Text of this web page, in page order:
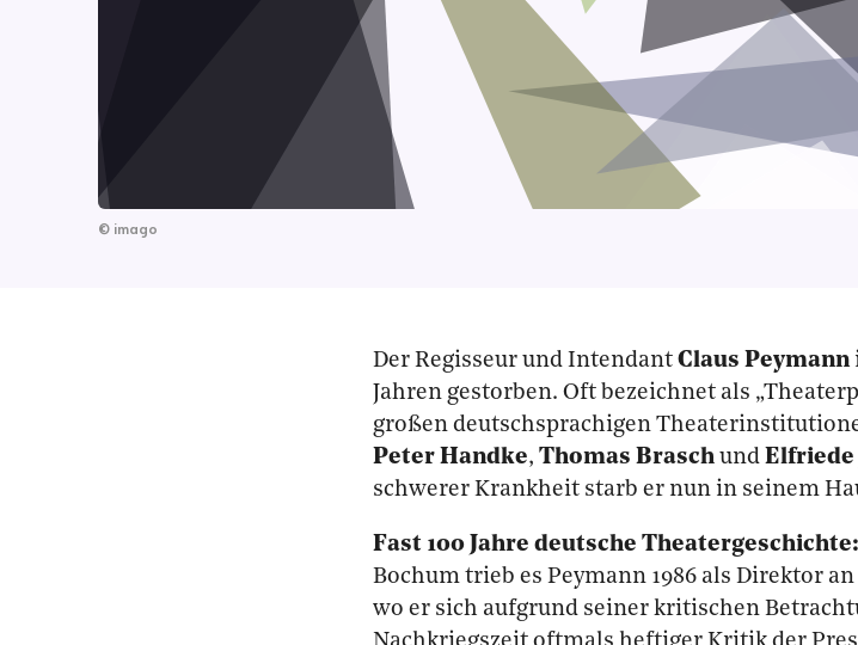
© imago
Der Regisseur und Intendant Claus Peymann
Jahren gestorben. Oft bezeichnet als
großen deutschsprachigen
Peter Handke, Thomas Brasch und Elfriede
schwerer Krankheit starb er nun in seinem
Fast 100 Jahre deutsche Theatergeschichte:
Bochum trieb es Peymann 1986 als Direktor
wo er sich aufgrund seiner kritischen